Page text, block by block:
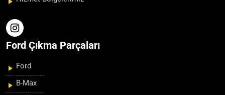
Ford Çıkma Parçaları
Ford
B-Max